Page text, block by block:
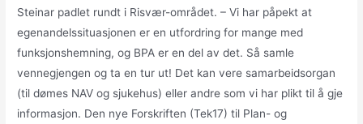
Steinar padlet rundt i Risvær-området. – Vi har påpekt at
egenandelssituasjonen er en utfordring for mange med
funksjonshemning, og BPA er en del av det. Så samle
vennegjengen og ta en tur ut! Det kan vere samarbeidsorgan
(til dømes NAV og sjukehus) eller andre som vi har plikt til å gje
informasjon. Den nye Forskriften (Tek17) til Plan- og